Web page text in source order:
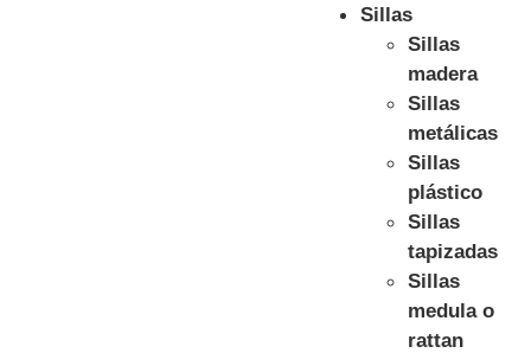
Sillas
Sillas
madera
Sillas
metálicas
Sillas
plástico
Sillas
tapizadas
Sillas
medula o
rattan